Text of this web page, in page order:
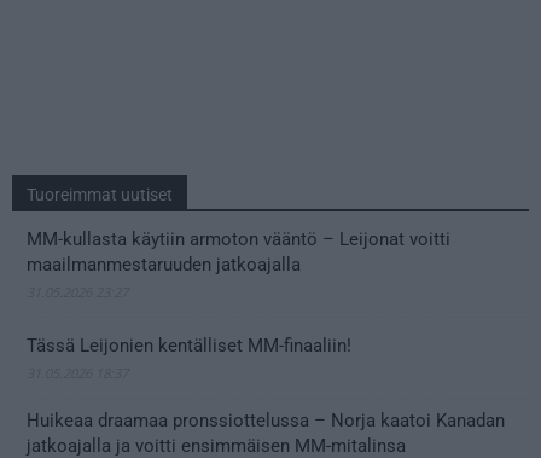
Tuoreimmat uutiset
MM-kullasta käytiin armoton vääntö – Leijonat voitti
maailmanmestaruuden jatkoajalla
Tässä Leijonien kentälliset MM-finaaliin!
Huikeaa draamaa pronssiottelussa – Norja kaatoi Kanadan
jatkoajalla ja voitti ensimmäisen MM-mitalinsa